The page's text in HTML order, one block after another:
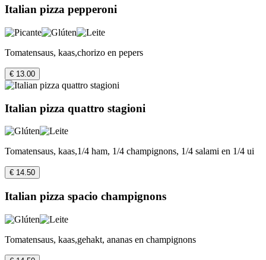
Italian pizza pepperoni
Tomatensaus, kaas,chorizo en pepers
€ 13.00
Italian pizza quattro stagioni
Tomatensaus, kaas,1/4 ham, 1/4 champignons, 1/4 salami en 1/4 ui
€ 14.50
Italian pizza spacio champignons
Tomatensaus, kaas,gehakt, ananas en champignons